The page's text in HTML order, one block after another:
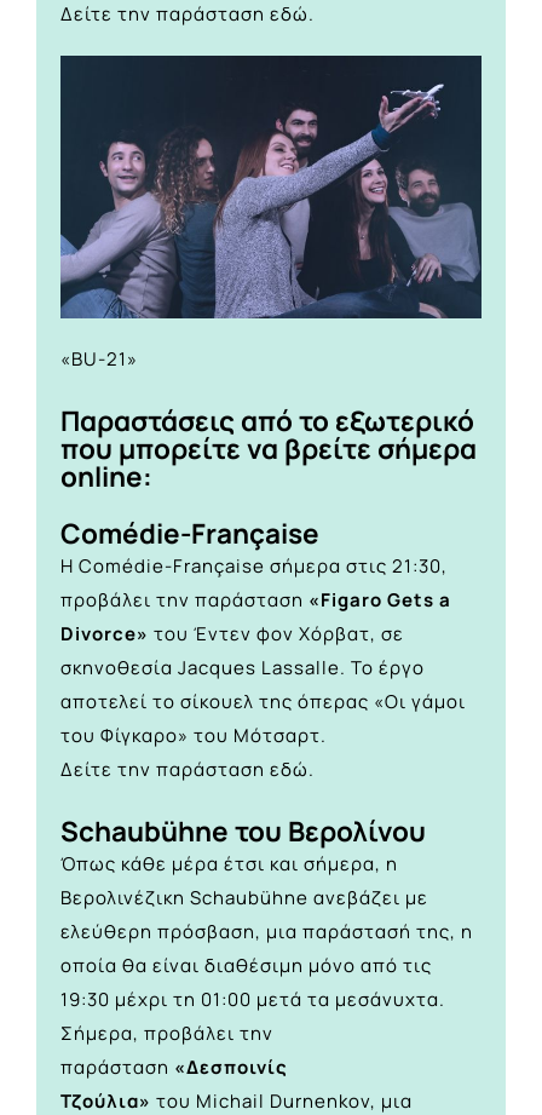
Δείτε την παράσταση εδώ.
«BU-21»
Παραστάσεις από το εξωτερικό
που μπορείτε να βρείτε σήμερα
online:
Comédie-Française
Η Comédie-Française σήμερα στις 21:30,
προβάλει την παράσταση «Figaro Gets a
Divorce» του Έντεν φον Χόρβατ, σε
σκηνοθεσία Jacques Lassalle. Το έργο
αποτελεί το σίκουελ της όπερας «Οι γάμοι
του Φίγκαρο» του Μότσαρτ.
Δείτε την παράσταση εδώ.
Schaubühne του Βερολίνου
Όπως κάθε μέρα έτσι και σήμερα, η
Βερολινέζικη Schaubühne ανεβάζει με
ελεύθερη πρόσβαση, μια παράστασή της, η
οποία θα είναι διαθέσιμη μόνο από τις
19:30 μέχρι τη 01:00 μετά τα μεσάνυχτα.
Σήμερα, προβάλει την
παράσταση «Δεσποινίς
Τζούλια» του Michail Durnenkov, μια